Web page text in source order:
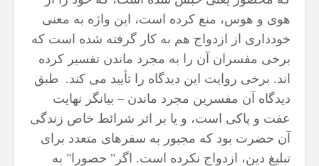
هوى و هوس، منع کرده است، این واژه به معنى
خوددارى از ازدواج هم به کار گرفته شده است که
برخی مفسران آن را به مجرد ماندن تفسیر کرده
اند. برخی روایت این دیدگاه را تأیید می کند. طبق
دیدگاه آن مفسرین مجرد ماندن – بیانگر نهایت
عفت و پاکى است، و یا بر اثر شرائط خاص زندگى
آن حضرت بود که مجبور به سفرهاى متعدد براى
تبلیغ دین، ازدواج نکرده است. اگر" حصورا" به